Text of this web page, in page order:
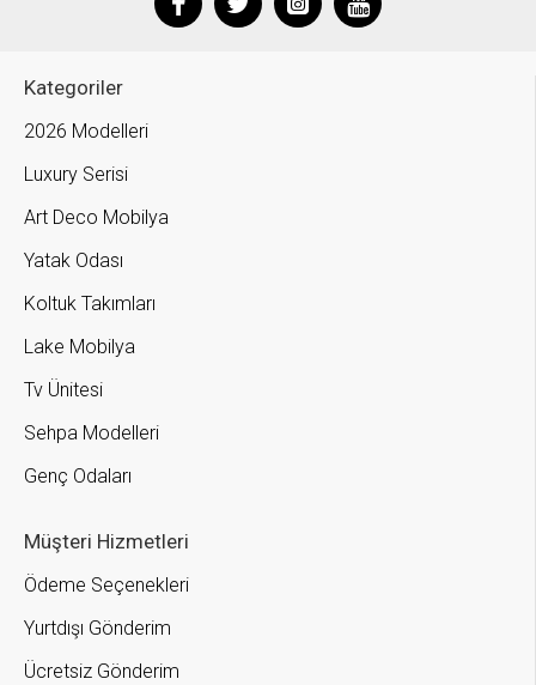
Kategoriler
2026 Modelleri
Luxury Serisi
Art Deco Mobilya
Yatak Odası
Koltuk Takımları
Lake Mobilya
Tv Ünitesi
Sehpa Modelleri
Genç Odaları
Müşteri Hizmetleri
Ödeme Seçenekleri
Yurtdışı Gönderim
Ücretsiz Gönderim